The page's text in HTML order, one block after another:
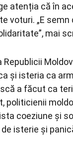
atenția că în
voturi. „E
mai
Republicii
și isteria ca
a făcut ca
politicienii
coeziune și
isterie și